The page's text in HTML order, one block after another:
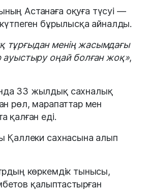
Астанаға оқуға түсуі —
күтпеген бұрылысқа айналды.
тұрғыдан менің жасымдағы
ауыстыру оңай болған жоқ»,
33 жылдық сахналық
рөл, марапаттар мен
қалған еді.
Қаллеки сахнасына алып
көркемдік тынысы,
қалыптастырған